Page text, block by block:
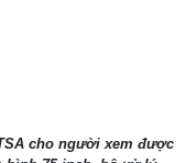
cho người xem được